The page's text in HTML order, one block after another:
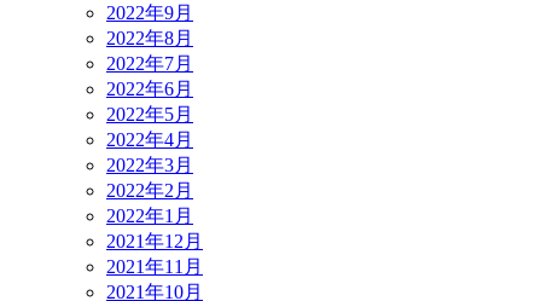
2022年9月
2022年8月
2022年7月
2022年6月
2022年5月
2022年4月
2022年3月
2022年2月
2022年1月
2021年12月
2021年11月
2021年10月